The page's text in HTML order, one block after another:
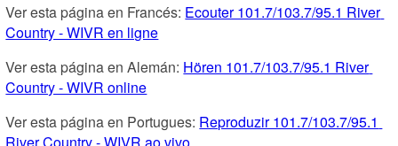
Ver esta página en Francés: Ecouter 101.7/103.7/95.1 River
Country - WIVR en ligne
Ver esta página en Alemán: Hören 101.7/103.7/95.1 River
Country - WIVR online
Ver esta página en Portugues: Reproduzir 101.7/103.7/95.1
River Country - WIVR ao vivo